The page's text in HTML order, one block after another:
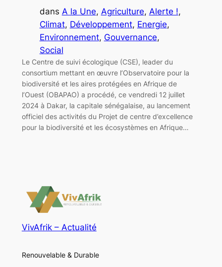
dans A la Une, Agriculture, Alerte !
Climat, Développement, Energie
Environnement, Gouvernance
Social
Le Centre de suivi écologique (CSE), leader du
consortium mettant en œuvre l’Observatoire pour la
biodiversité et les aires protégées en Afrique de
l’Ouest (OBAPAO) a procédé, ce vendredi 12 juillet
2024 à Dakar, la capitale sénégalaise, au lancement
officiel des activités du Projet de centre d’excellence
pour la biodiversité et les écosystèmes en Afrique…
VivAfrik – Actualité
Renouvelable & Durable